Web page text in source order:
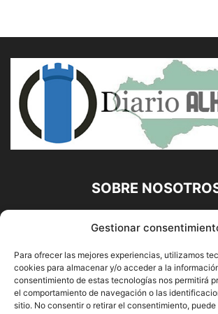
Gestionar
Para ofrecer las mejores experiencias, utilizamos
cookies para almacenar y/o acceder a la
consentimiento de estas tecnologías nos permitirá
el comportamiento de navegación o las
sitio. No consentir o retirar el consentimiento,
SOBRE
Diario Alhaurín
Francisco E. López López | 639 95 71
Alhaurín de la Torre, Málaga y
Contáctanos: